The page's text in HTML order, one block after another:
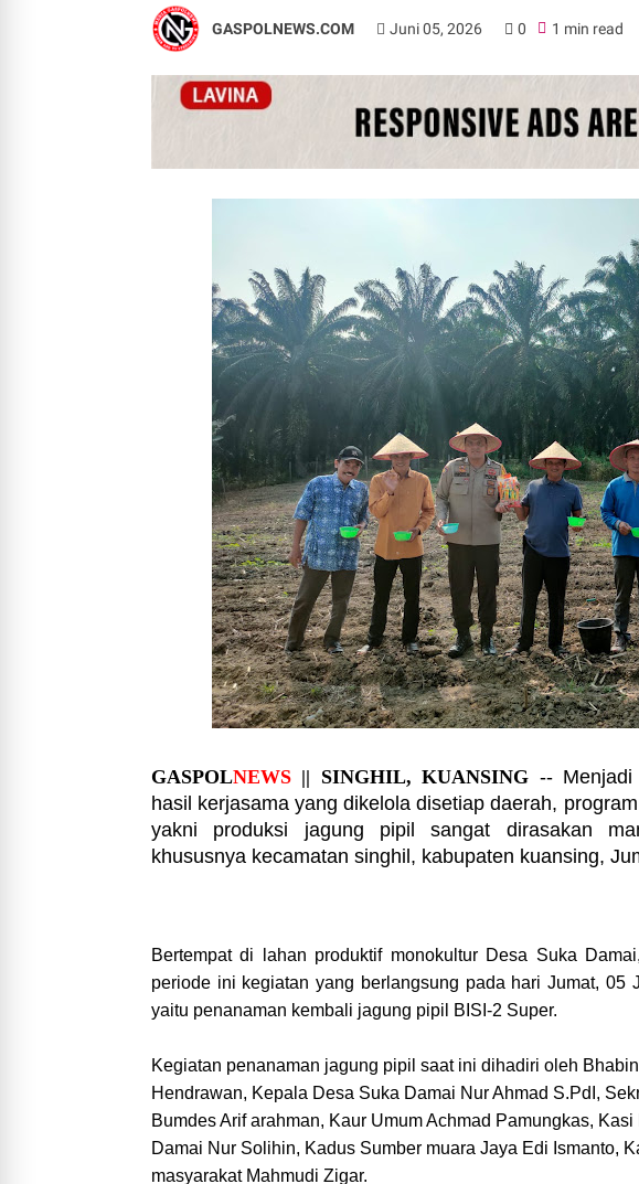
GASPOLNEWS.COM Juni 05, 2026 0 1 min read
GASPOLNEWS || SINGHIL, KUANSING -- Menjadi
hasil kerjasama yang dikelola disetiap daerah,
yakni produksi jagung pipil sangat dirasakan
khususnya kecamatan singhil, kabupaten kuansing,
Bertempat di lahan produktif monokultur Desa Suka
periode ini kegiatan yang berlangsung pada hari Jumat, 05
yaitu penanaman kembali jagung pipil BISI-2 Super.
Kegiatan penanaman jagung pipil saat ini dihadiri oleh
Hendrawan, Kepala Desa Suka Damai Nur Ahmad S.PdI,
Bumdes Arif arahman, Kaur Umum Achmad Pamungkas,
Damai Nur Solihin, Kadus Sumber muara Jaya Edi Ismanto,
masyarakat Mahmudi Zigar.